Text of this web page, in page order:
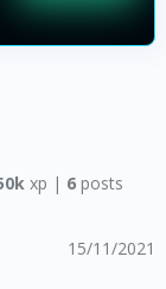
xp | 6posts
15/11/2021